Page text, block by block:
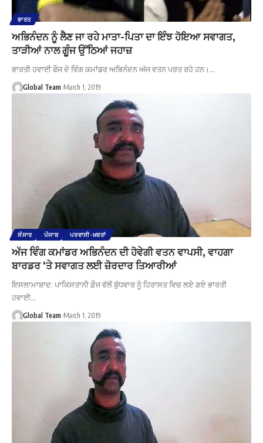
ਭਾਰਤ
ਅਭਿਨੰਦਨ ਨੂੰ ਲੈਣ ਜਾ ਰਹੇ ਮਾਤਾ-ਪਿਤਾ ਦਾ ਇੰਝ ਹੋਇਆ ਸਵਾਗਤ,
ਤਾੜੀਆਂ ਨਾਲ ਗੂੰਜ ਉੱਠਿਆਂ ਜਹਾਜ਼
ਭਾਰਤੀ ਹਵਾਈ ਫੌਜ ਦੇ ਵਿੰਗ ਕਮਾਂਡਰ ਅਭਿਨੰਦਨ ਅੱਜ ਵਤਨ ਪਰਤ ਰਹੇ ਹਨ।…
Global Team March 1, 2019
ਸੰਸਾਰ ਪੰਜਾਬ ਪਰਵਾਸੀ-ਖ਼ਬਰਾਂ
ਅੱਜ ਵਿੰਗ ਕਮਾਂਡਰ ਅਭਿਨੰਦਨ ਦੀ ਹੋਵੇਗੀ ਵਤਨ ਵਾਪਸੀ, ਵਾਹਗਾ
ਬਾਰਡਰ ‘ਤੇ ਸਵਾਗਤ ਲਈ ਜ਼ੋਰਦਾਰ ਤਿਆਰੀਆਂ
ਇਸਲਾਮਾਬਾਦ: ਪਾਕਿਸਤਾਨੀ ਫ਼ੌਜ ਵੱਲੋਂ ਬੁੱਧਵਾਰ ਨੂੰ ਹਿਰਾਸਤ ਵਿਚ ਲਏ ਗਏ ਭਾਰਤੀ
ਹਵਾਈ…
Global Team March 1, 2019